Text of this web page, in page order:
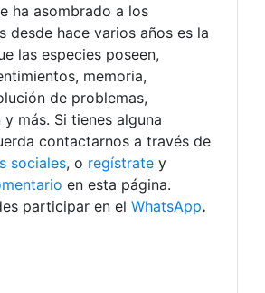
ha asombrado a los
desde hace varios años es la
las especies poseen,
memoria,
de problemas,
más. Si tienes alguna
contactarnos a través de
sociales, o regístrate y
en esta página.
participar en el WhatsApp.